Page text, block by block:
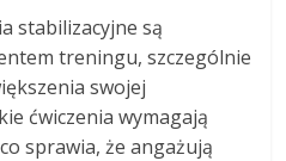
stabilizacyjne są
treningu, szczególnie
swojej
ćwiczenia wymagają
sprawia, że angażują